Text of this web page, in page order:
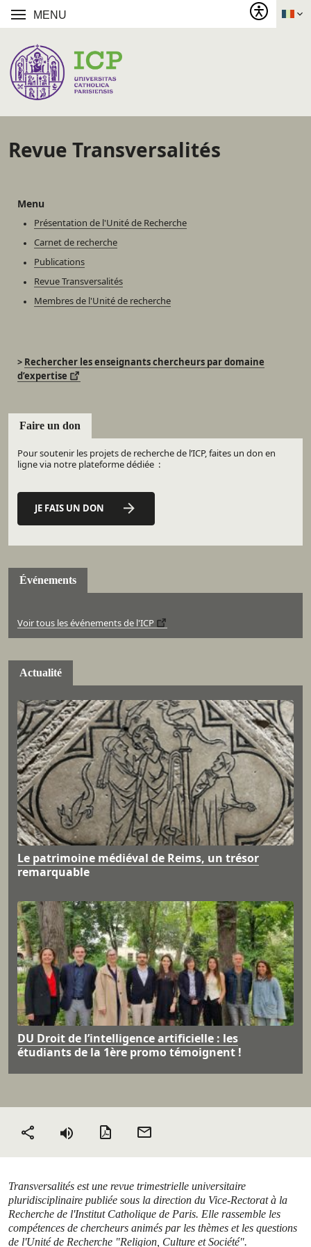
MENU
Revue Transversalités
Menu
Présentation de l'Unité de Recherche
Carnet de recherche
Publications
Revue Transversalités
Membres de l'Unité de recherche
> Rechercher les enseignants chercheurs par domaine
d’expertise
Faire un don
Pour soutenir les projets de recherche de l’ICP, faites un don en
ligne via notre plateforme dédiée :
JE FAIS UN DON
Événements
Voir tous les événements de l'ICP
Actualité
Le patrimoine médiéval de Reims, un trésor
remarquable
DU Droit de l’intelligence artificielle : les
étudiants de la 1ère promo témoignent !
Partager Version PDF
Transversalités est une revue trimestrielle universitaire
pluridisciplinaire publiée sous la direction du Vice-Rectorat à la
Recherche de l'Institut Catholique de Paris. Elle rassemble les
compétences de chercheurs animés par les thèmes et les questions
de l'Unité de Recherche "Religion, Culture et Société".